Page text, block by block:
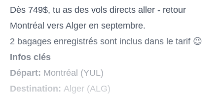
Dès 749$, tu as des vols directs aller - retour
Montréal vers Alger en septembre.
2 bagages enregistrés sont inclus dans le tarif 😉
Infos clés
Départ: Montréal (YUL)
Destination: Alger (ALG)